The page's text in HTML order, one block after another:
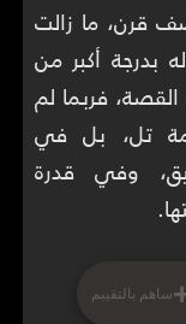
قرن، ما زالت
بدرجة أكبر من
فربما لم
تل، بل في
وفي قدرة
ساهم بالتقييم